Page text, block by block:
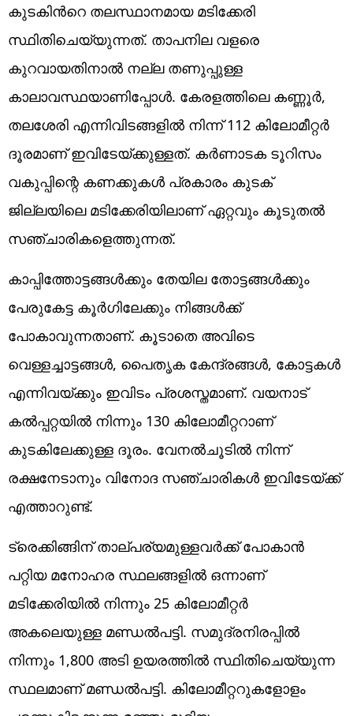
കുടകിൻറെ തലസ്ഥാനമായ മടിക്കേരി
സ്ഥിതിചെയ്യുന്നത്. താപനില വളരെ
കുറവായതിനാൽ നല്ല തണുപ്പുള്ള
കാലാവസ്ഥയാണിപ്പോൾ. കേരളത്തിലെ കണ്ണൂർ,
തലശേരി എന്നിവിടങ്ങളിൽ നിന്ന് 112 കിലോമീറ്റർ
ദൂരമാണ് ഇവിടേയ്ക്കുള്ളത്. കർണാടക ടൂറിസം
വകുപ്പിന്റെ കണക്കുകൾ പ്രകാരം കുടക്
ജില്ലയിലെ മടിക്കേരിയിലാണ് ഏറ്റവും കൂടുതൽ
സഞ്ചാരികളെത്തുന്നത്.
കാപ്പിത്തോട്ടങ്ങൾക്കും തേയില തോട്ടങ്ങൾക്കും
പേരുകേട്ട കൂർഗിലേക്കും നിങ്ങൾക്ക്
പോകാവുന്നതാണ്. കൂടാതെ അവിടെ
വെള്ളച്ചാട്ടങ്ങൾ, പൈതൃക കേന്ദ്രങ്ങൾ, കോട്ടകൾ
എന്നിവയ്ക്കും ഇവിടം പ്രശസ്തമാണ്. വയനാട്
കൽപ്പറ്റയിൽ നിന്നും 130 കിലോമീറ്ററാണ്
കുടകിലേക്കുള്ള ദൂരം. വേനൽചൂടിൽ നിന്ന്
രക്ഷനേടാനും വിനോദ സഞ്ചാരികൾ ഇവിടേയ്ക്ക്
എത്താറുണ്ട്.
ട്രെക്കിങ്ങിന് താല്പര്യമുള്ളവർക്ക് പോകാൻ
പറ്റിയ മനോഹര സ്ഥലങ്ങളിൽ ഒന്നാണ്
മടിക്കേരിയിൽ നിന്നും 25 കിലോമീറ്റർ
അകലെയുള്ള മണ്ഡൽപട്ടി. സമുദ്രനിരപ്പിൽ
നിന്നും 1,800 അടി ഉയരത്തിൽ സ്ഥിതിചെയ്യുന്ന
സ്ഥലമാണ് മണ്ഡൽപട്ടി. കിലോമീറ്ററുകളോളം